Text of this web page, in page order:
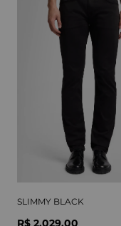
SLIMMY BLACK
R$ 2.029,00